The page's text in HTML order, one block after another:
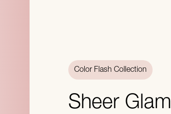
Color Flash Collection
Sheer Glam